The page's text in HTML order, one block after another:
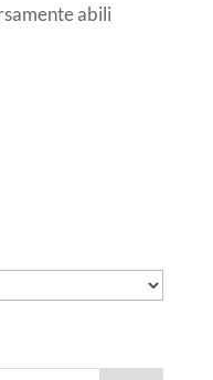
abili